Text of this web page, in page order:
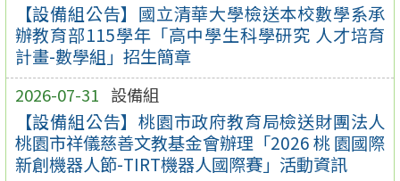
【設備組公告】國立清華大學檢送本校數學系承
辦教育部115學年「高中學生科學研究 人才培育
計畫-數學組」招生簡章
2026-07-31 設備組
【設備組公告】桃園市政府教育局檢送財團法人
桃園市祥儀慈善文教基金會辦理「2026 桃 園國際
新創機器人節-TIRT機器人國際賽」活動資訊